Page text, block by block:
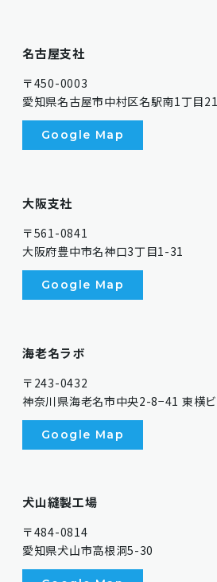
名古屋支社
〒450-0003
愛知県名古屋市中村区名駅南1丁目
Google Map
大阪支社
〒561-0841
大阪府豊中市名神口3丁目1-31
Google Map
海老名ラボ
〒243-0432
神奈川県海老名市中央2-8−41 東横
Google Map
犬山縫製工場
〒484-0814
愛知県犬山市高根洞5-30